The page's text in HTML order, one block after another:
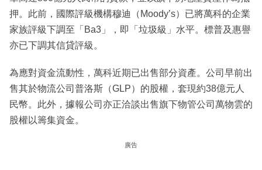
押。此前，國際評級機構穆迪（Moody’s）已將萬科的企業
家族評級下調至「Ba3」，即「垃圾級」水平。標普及惠譽
亦已下調其信貸評級。
為應對資金流動性，萬科近期已出售部分資產。公司早前出
售其於物流公司普洛斯（GLP）的股權，套現約38億元人
民幣。此外，據報公司亦正洽談出售旗下物管公司萬物雲的
股權以籌集資金。
廣告